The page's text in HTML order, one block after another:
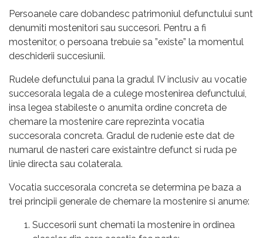
Persoanele care dobandesc patrimoniul defunctului sunt
denumiti mostenitori sau succesori. Pentru a fi
mostenitor, o persoana trebuie sa ”existe” la momentul
deschiderii succesiunii.
Rudele defunctului pana la gradul IV inclusiv au vocatie
succesorala legala de a culege mostenirea defunctului,
insa legea stabileste o anumita ordine concreta de
chemare la mostenire care reprezinta vocatia
succesorala concreta. Gradul de rudenie este dat de
numarul de nasteri care existaintre defunct si ruda pe
linie directa sau colaterala.
Vocatia succesorala concreta se determina pe baza a
trei principii generale de chemare la mostenire si anume:
Succesorii sunt chemati la mostenire in ordinea